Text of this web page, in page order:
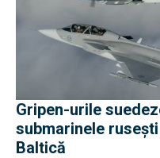
Gripen-urile
submarinele
Baltică